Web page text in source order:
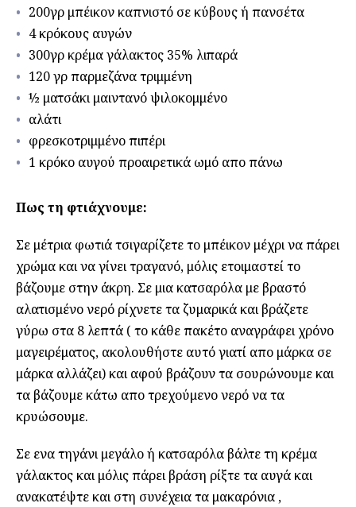
200γρ μπέικον καπνιστό σε κύβους ή πανσέτα
4 κρόκους αυγών
300γρ κρέμα γάλακτος 35% λιπαρά
120 γρ παρμεζάνα τριμμένη
½ ματσάκι μαιντανό ψιλοκομμένο
αλάτι
φρεσκοτριμμένο πιπέρι
1 κρόκο αυγού προαιρετικά ωμό απο πάνω
Πως τη φτιάχνουμε:
Σε μέτρια φωτιά τσιγαρίζετε το μπέικον μέχρι να πάρει
χρώμα και να γίνει τραγανό, μόλις ετοιμαστεί το
βάζουμε στην άκρη. Σε μια κατσαρόλα με βραστό
αλατισμένο νερό ρίχνετε τα ζυμαρικά και βράζετε
γύρω στα 8 λεπτά ( το κάθε πακέτο αναγράφει χρόνο
μαγειρέματος, ακολουθήστε αυτό γιατί απο μάρκα σε
μάρκα αλλάζει) και αφού βράζουν τα σουρώνουμε και
τα βάζουμε κάτω απο τρεχούμενο νερό να τα
κρυώσουμε.
Σε ενα τηγάνι μεγάλο ή κατσαρόλα βάλτε τη κρέμα
γάλακτος και μόλις πάρει βράση ρίξτε τα αυγά και
ανακατέψτε και στη συνέχεια τα μακαρόνια ,